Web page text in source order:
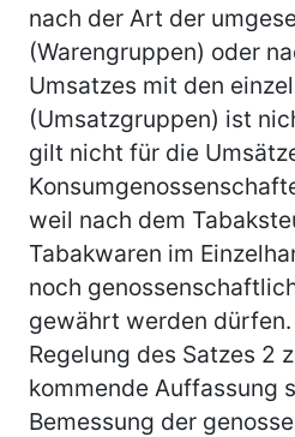
nach der Art der
(Warengruppen) oder
Umsatzes mit den
(Umsatzgruppen) ist
gilt nicht für die
weil nach dem
Tabakwaren im
noch
gewährt werden dürfen.
Regelung des Satzes 2
kommende Auffassung
Bemessung der